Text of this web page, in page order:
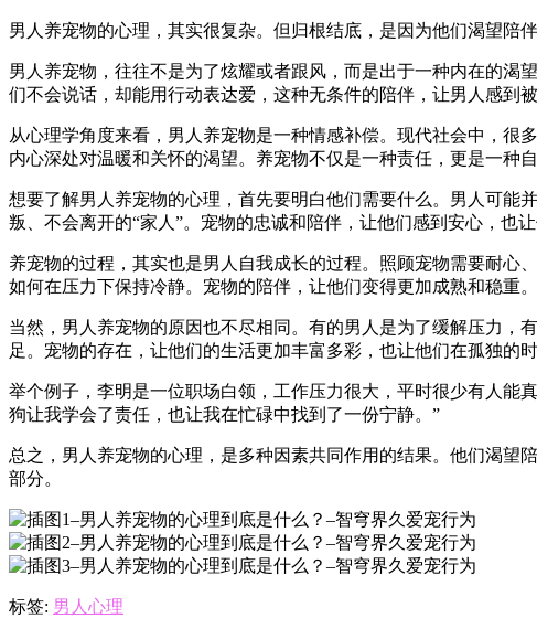
男人养宠物的心理，其实很复杂。但归根结底，是因为他们渴望陪
男人养宠物，往往不是为了炫耀或者跟风，而是出于一种内在的渴
们不会说话，却能用行动表达爱，这种无条件的陪伴，让男人感到被
从心理学角度来看，男人养宠物是一种情感补偿。现代社会中，很
内心深处对温暖和关怀的渴望。养宠物不仅是一种责任，更是一种自
想要了解男人养宠物的心理，首先要明白他们需要什么。男人可能
叛、不会离开的“家人”。宠物的忠诚和陪伴，让他们感到安心，也
养宠物的过程，其实也是男人自我成长的过程。照顾宠物需要耐心
如何在压力下保持冷静。宠物的陪伴，让他们变得更加成熟和稳重。
当然，男人养宠物的原因也不尽相同。有的男人是为了缓解压力，
足。宠物的存在，让他们的生活更加丰富多彩，也让他们在孤独的时
举个例子，李明是一位职场白领，工作压力很大，平时很少有人能
狗让我学会了责任，也让我在忙碌中找到了一份宁静。”
总之，男人养宠物的心理，是多种因素共同作用的结果。他们渴望
部分。
标签: 男人心理